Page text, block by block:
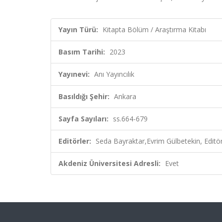
Yayın Türü: Kitapta Bölüm / Araştırma Kitabı
Basım Tarihi: 2023
Yayınevi: Anı Yayıncılık
Basıldığı Şehir: Ankara
Sayfa Sayıları: ss.664-679
Editörler: Seda Bayraktar,Evrim Gülbetekin,
Akdeniz Üniversitesi Adresli: Evet